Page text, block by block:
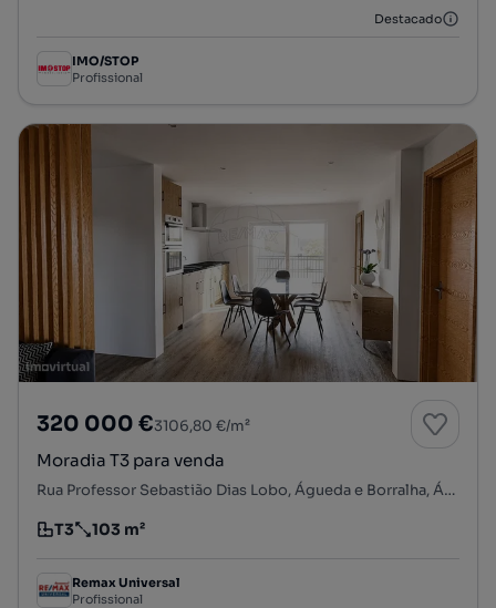
Destacado
IMO/STOP
Profissional
320 000 €3106,80 €/m²
Moradia T3 para venda
Rua Professor Sebastião Dias Lobo, Águeda e Borralha, Águeda, Aveiro
Tipologia
T3
Preço por metro quadrado
103 m²
Remax Universal
Profissional